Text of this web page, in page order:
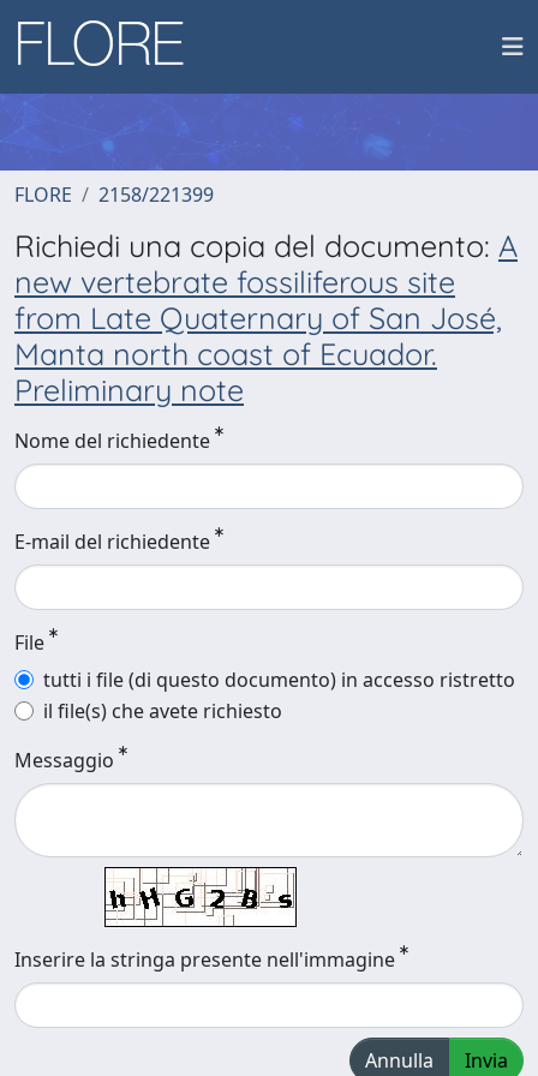
FLORE 2158/221399
Richiedi una copia del documento: A
new vertebrate fossiliferous site
from Late Quaternary of San José,
Manta north coast of Ecuador.
Preliminary note
Nome del richiedente
E-mail del richiedente
File
tutti i file (di questo documento) in accesso ristretto
il file(s) che avete richiesto
Messaggio
Inserire la stringa presente nell'immagine
Annulla Invia